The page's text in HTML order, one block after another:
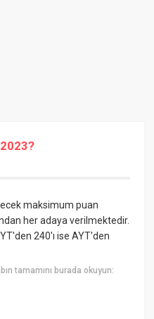
maksimum puan
her adaya verilmektedir.
240'ı ise AYT'den
tamamını burada okuyun: